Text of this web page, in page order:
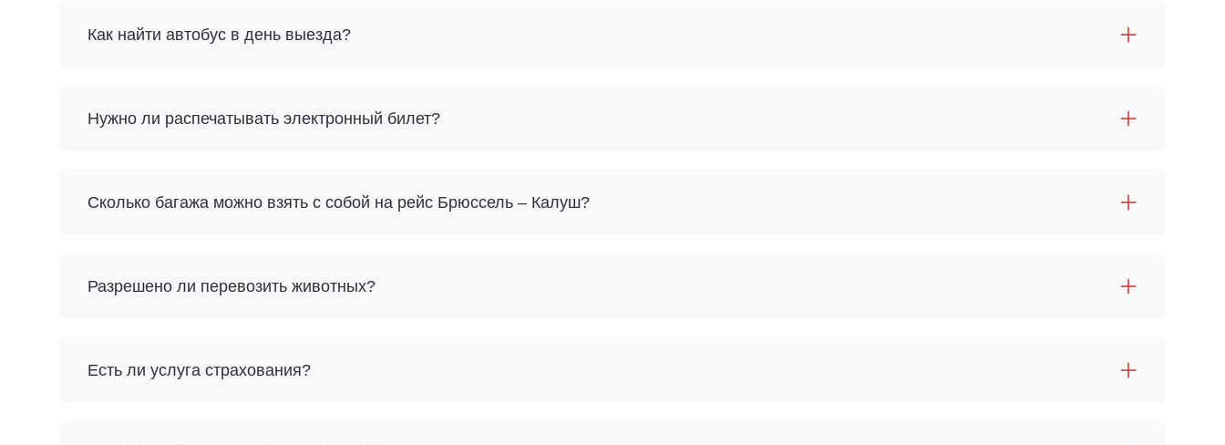
Как найти автобус в день выезда?
Нужно ли распечатывать электронный билет?
Сколько багажа можно взять с собой на рейс Брюссель – Калуш?
Разрешено ли перевозить животных?
Есть ли услуга страхования?